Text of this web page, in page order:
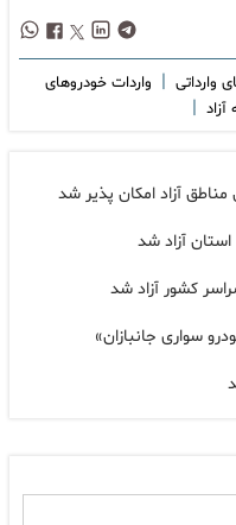
وارداتی | واردات خودروهای
|
کشور آزاد شد
سواری جانبازان»